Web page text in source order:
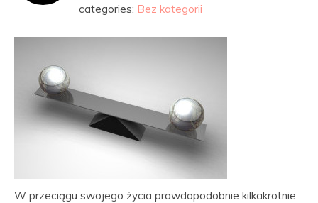
categories: Bez kategorii
W przeciągu swojego życia prawdopodobnie kilkakrotnie